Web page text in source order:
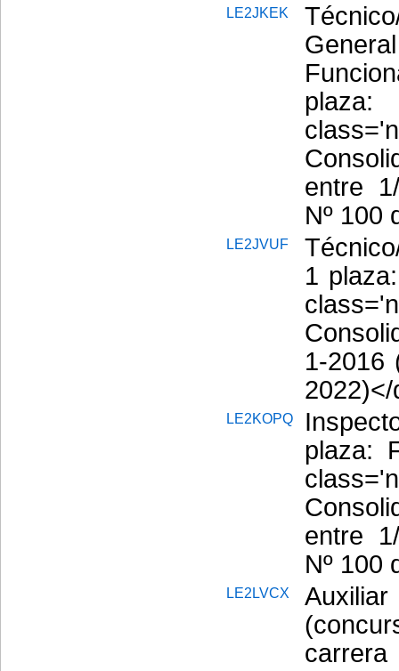
LE2JKEK
entre
Nº 100
LE2JVUF
1
1-2016
LE2KOPQ
plaza:
entre
Nº 100
LE2LVCX